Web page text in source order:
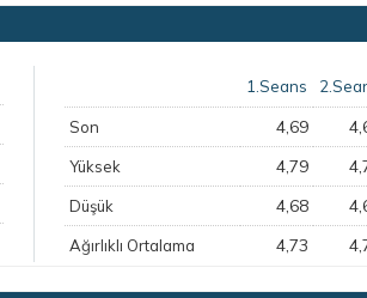
1.Seans
Son 4,69
Yüksek 4,79
Düşük 4,68
Ağırlıklı Ortalama 4,73